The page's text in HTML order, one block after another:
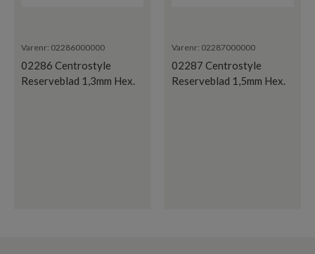
Varenr: 02286000000
02286 Centrostyle
Reserveblad 1,3mm Hex.
Varenr: 02287000000
02287 Centrostyle
Reserveblad 1,5mm Hex.